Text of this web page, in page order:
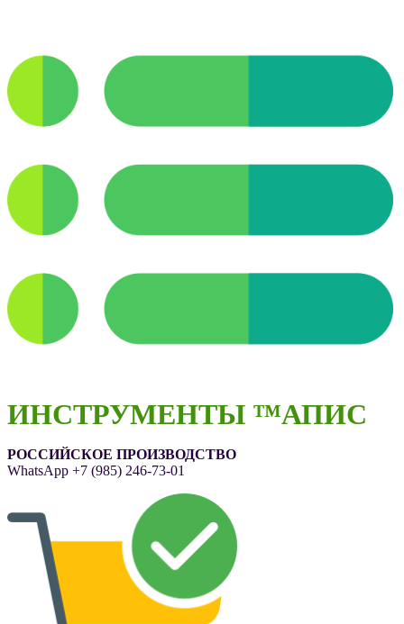
ИНСТРУМЕНТЫ ™АПИС
РОССИЙСКОЕ ПРОИЗВОДСТВО
WhatsApp +7 (985) 246-73-01